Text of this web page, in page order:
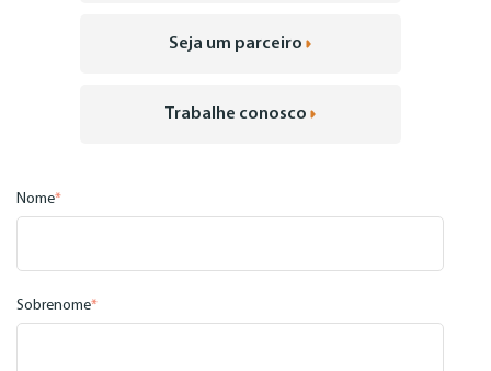
Seja um parceiro
Trabalhe conosco
Nome*
Sobrenome*